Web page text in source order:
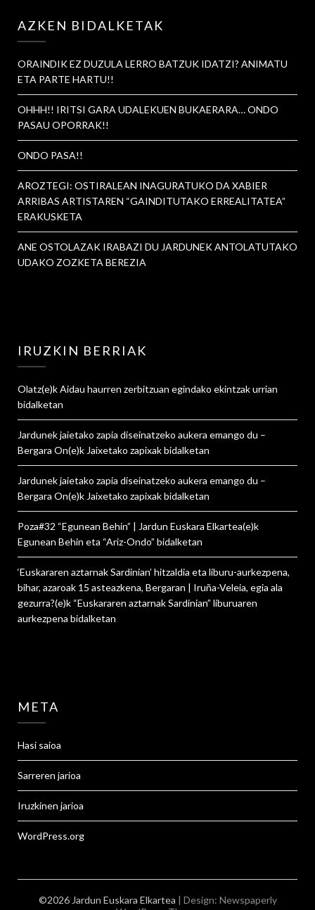
AZKEN BIDALKETAK
ORAINDIK EZ DUZULA LERRO BATZUK IDATZI? ANIMATU
ETA PARTE HARTU!!
OHHH!! IRITSI GARA UDALEKUEN BUKAERARA… ONDO
PASAU OPORRAK!!
ONDO PASA!!
AROZTEGI: OSTIRALEAN INAGURATUKO DA XABIER
ARRIBAS ARTISTAREN “GAINDITUTAKO ERREALITATEA”
ERAKUSKETA
ANE OSTOLAZAK IRABAZI DU JARDUNEK ANTOLATUTAKO
UDAKO ZOZKETA BEREZIA
IRUZKIN BERRIAK
Olatz(e)kAidau haurren zerbitzuan egindako ekintzak urrian
bidalketan
Jardunek jaietako zapia diseinatzeko aukera emango du –
Bergara On(e)k Jaixetako zapixakbidalketan
Jardunek jaietako zapia diseinatzeko aukera emango du –
Bergara On(e)k Jaixetako zapixakbidalketan
Poza#32 “Egunean Behin” | Jardun Euskara Elkartea(e)k
Egunean Behin eta “Ariz-Ondo” bidalketan
‘Euskararen aztarnak Sardinian’ hitzaldia eta liburu-aurkezpena,
bihar, azaroak 15 asteazkena, Bergaran | Iruña-Veleia, egia ala
gezurra?(e)k “Euskararen aztarnak Sardinian” liburuaren
aurkezpena bidalketan
META
Hasi saioa
Sarreren jarioa
Iruzkinen jarioa
WordPress.org
©2026 Jardun Euskara Elkartea | Design: Newspaperly